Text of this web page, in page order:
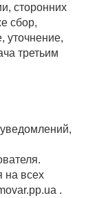
сторонних
сбор,
уточнение,
третьим
на всех
.